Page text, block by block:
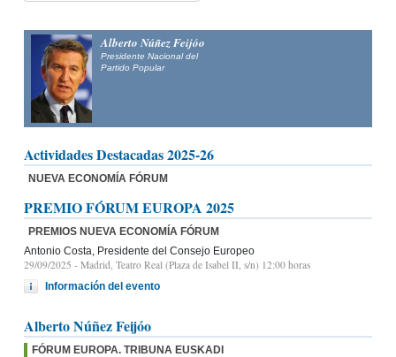
Alberto Núñez Feijóo
Presidente Nacional del
Partido Popular
Actividades Destacadas 2025-26
NUEVA ECONOMÍA FÓRUM
PREMIO FÓRUM EUROPA 2025
PREMIOS NUEVA ECONOMÍA FÓRUM
Antonio Costa, Presidente del Consejo Europeo
29/09/2025 - Madrid, Teatro Real (Plaza de Isabel II, s/n) 12:00 horas
Información del evento
Alberto Núñez Feijóo
FÓRUM EUROPA. TRIBUNA EUSKADI